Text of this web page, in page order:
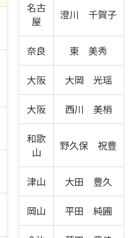
名古
屋
澄川 千賀子
奈良 東 美秀
大阪 大岡 光瑶
大阪 西川 美梢
和歌
山
野久保 祝豊
津山 大田 豊久
岡山 平田 純圃